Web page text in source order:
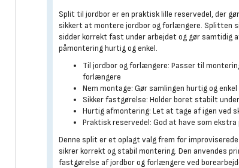
Split til jordbor er en praktisk lille reservedel, der
sikkert at montere jordbor og forlængere. Splitten
sidder korrekt fast under arbejdet og gør samtidig
påmontering hurtig og enkel.
Til jordbor og forlængere: Passer til
forlængere
Nem montage: Gør samlingen hurtig og enkel
Sikker fastgørelse: Holder boret stabilt
Hurtig afmontering: Let at tage af igen ved
Praktisk reservedel: God at have som ekstra
Denne split er et oplagt valg frem for improviserede
sikrer korrekt og stabil montering. Den anvendes
fastgørelse af jordbor og forlængere ved